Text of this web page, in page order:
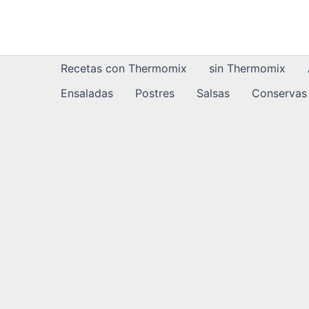
Recetas con Thermomix
sin Thermomix
Ensaladas
Postres Salsas Conservas